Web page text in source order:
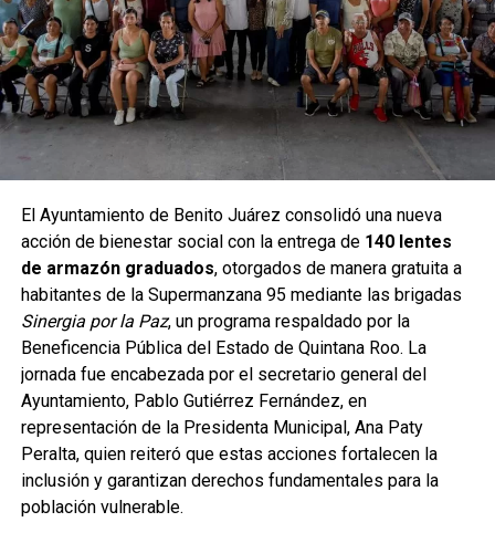
El Ayuntamiento de Benito Juárez consolidó una nueva
acción de bienestar social con la entrega de 140 lentes
de armazón graduados, otorgados de manera gratuita a
habitantes de la Supermanzana 95 mediante las brigadas
Sinergia por la Paz, un programa respaldado por la
Beneficencia Pública del Estado de Quintana Roo. La
jornada fue encabezada por el secretario general del
Ayuntamiento, Pablo Gutiérrez Fernández, en
representación de la Presidenta Municipal, Ana Paty
Peralta, quien reiteró que estas acciones fortalecen la
inclusión y garantizan derechos fundamentales para la
población vulnerable.